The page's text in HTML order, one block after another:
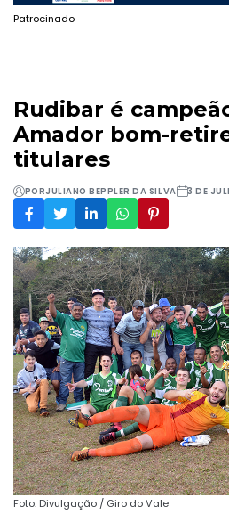
Patrocinado
Rudibar é
Amador bom-
titulares
PORJULIANO BEPPLER DA SILVA 3 DE
Foto: Divulgação / Giro do Vale